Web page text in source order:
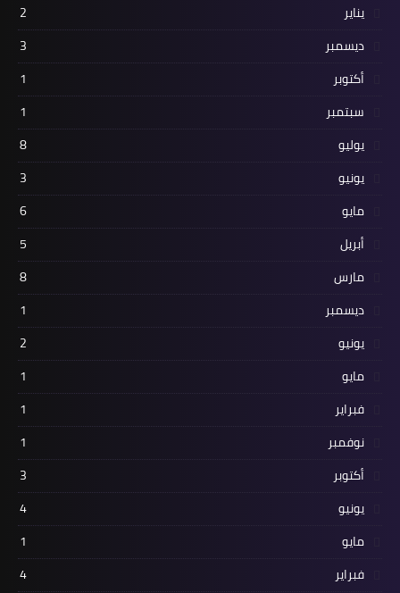
يناير
2
ديسمبر
3
أكتوبر
1
سبتمبر
1
يوليو
8
يونيو
3
مايو
6
أبريل
5
مارس
8
ديسمبر
1
يونيو
2
مايو
1
فبراير
1
نوفمبر
1
أكتوبر
3
يونيو
4
مايو
1
فبراير
4